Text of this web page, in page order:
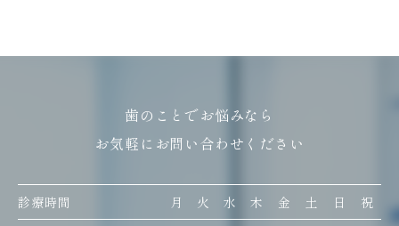
歯のことでお悩みなら
お気軽にお問い合わせください
診療時間 月 火 水 木 金 土 日
祝